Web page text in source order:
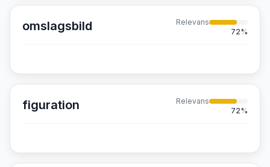
omslagsbild
Relevans
72%
figuration
Relevans
72%